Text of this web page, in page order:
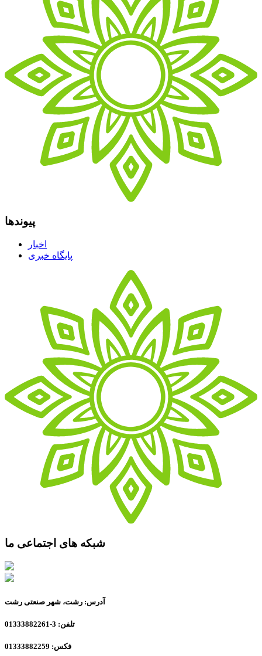
پیوندها
اخبار
پایگاه خبری
شبکه های اجتماعی ما
آدرس: رشت، شهر صنعتی رشت
تلفن: 3-01333882261
فکس: 01333882259